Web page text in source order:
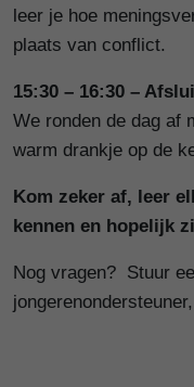
leer je hoe
plaats van conflict.
15:30 – 16:30 –
We ronden de dag af
warm drankje op de
Kom zeker af, leer
kennen en hopelijk
Nog vragen? Stuur